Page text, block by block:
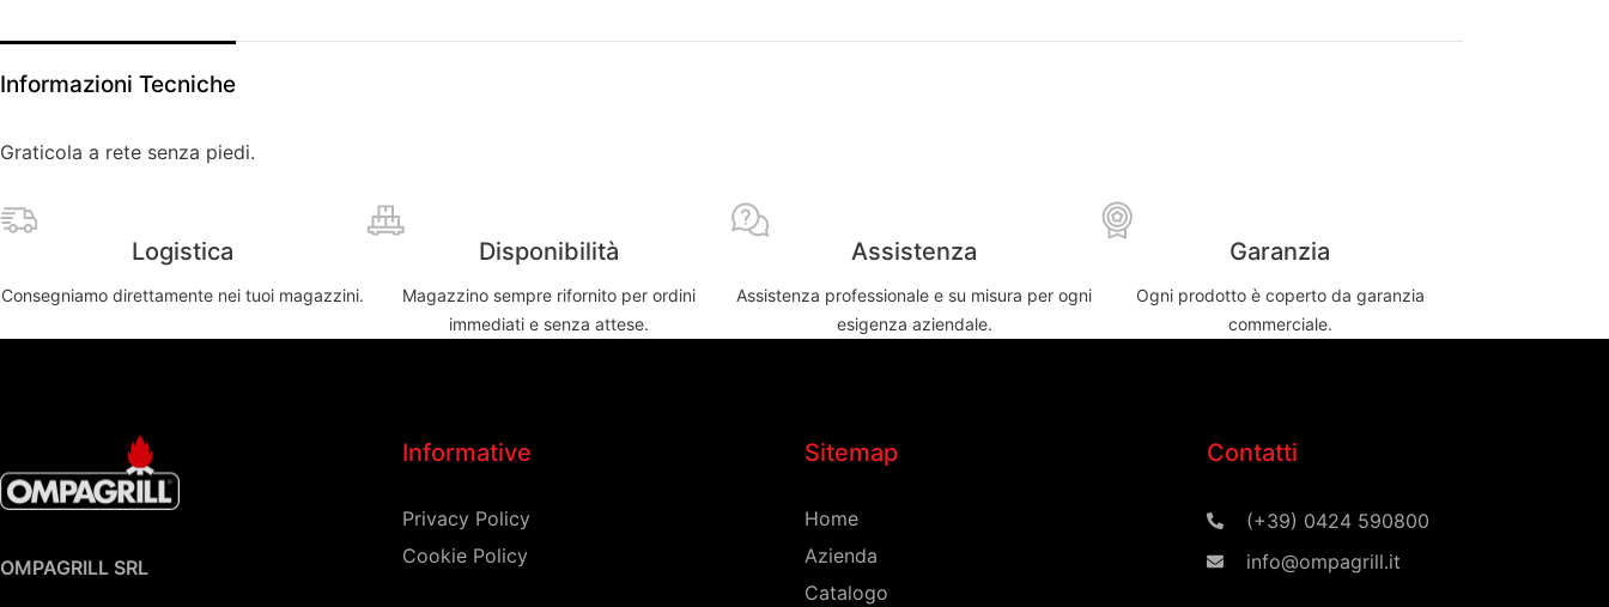
Informazioni Tecniche
Graticola a rete senza piedi.
Logistica
Consegniamo direttamente nei tuoi magazzini.
Disponibilità
Magazzino sempre rifornito per ordini
immediati e senza attese.
Assistenza
Assistenza professionale e su misura per ogni
esigenza aziendale.
Garanzia
Ogni prodotto è coperto da garanzia
commerciale.
OMPAGRILL SRL
Informative
Privacy Policy
Cookie Policy
Sitemap
Home
Azienda
Catalogo
Contatti
(+39) 0424 590800
info@ompagrill.it